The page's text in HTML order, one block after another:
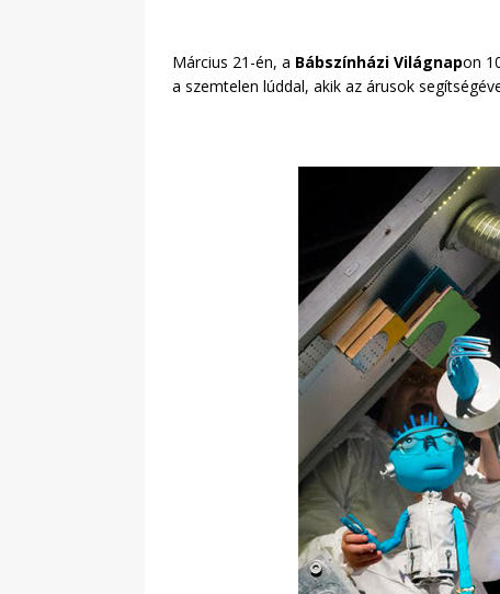
Március 21-én, a Bábszínházi Világnapon
a szemtelen lúddal, akik az árusok